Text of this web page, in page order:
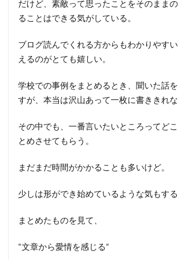
だけど、素敵って思ったことをそのまま
ることはできる気がしている。
ブログ読んでくれる方からもわかりやす
えるのがとても嬉しい。
学校での事例をまとめるとき、聞いた話
すが、本当は沢山あって一枚に書ききれな
その中でも、一番言いたいところってど
とめさせてもらう。
まだまだ時間がかかることも多いけど。
少しは形ができ始めているような気もする
まとめたものを見て、
“文章から愛情を感じる“